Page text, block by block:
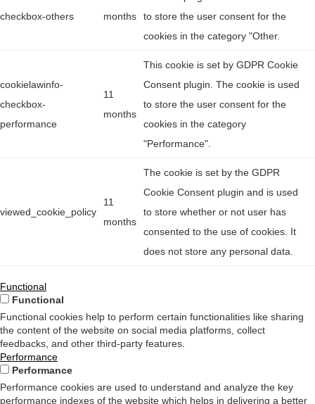
checkbox-others
months
to store the user consent for the
cookies in the category "Other.
cookielawinfo-
checkbox-
performance
11
months
This cookie is set by GDPR Cookie
Consent plugin. The cookie is used
to store the user consent for the
cookies in the category
"Performance".
viewed_cookie_policy
11
months
The cookie is set by the GDPR
Cookie Consent plugin and is used
to store whether or not user has
consented to the use of cookies. It
does not store any personal data.
Functional
Functional
Functional cookies help to perform certain functionalities like sharing
the content of the website on social media platforms, collect
feedbacks, and other third-party features.
Performance
Performance
Performance cookies are used to understand and analyze the key
performance indexes of the website which helps in delivering a better